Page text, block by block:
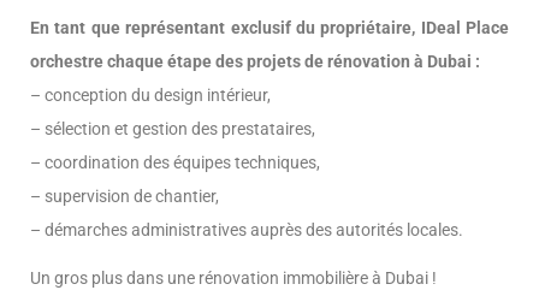
En tant que représentant exclusif du propriétaire, IDeal Place
orchestre chaque étape des projets de rénovation à Dubai :
– conception du design intérieur,
– sélection et gestion des prestataires,
– coordination des équipes techniques,
– supervision de chantier,
– démarches administratives auprès des autorités locales.
Un gros plus dans une rénovation immobilière à Dubai !